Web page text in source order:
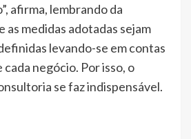
afirma, lembrando da
as medidas adotadas sejam
levando-se em contas
negócio. Por isso, o
se faz indispensável.